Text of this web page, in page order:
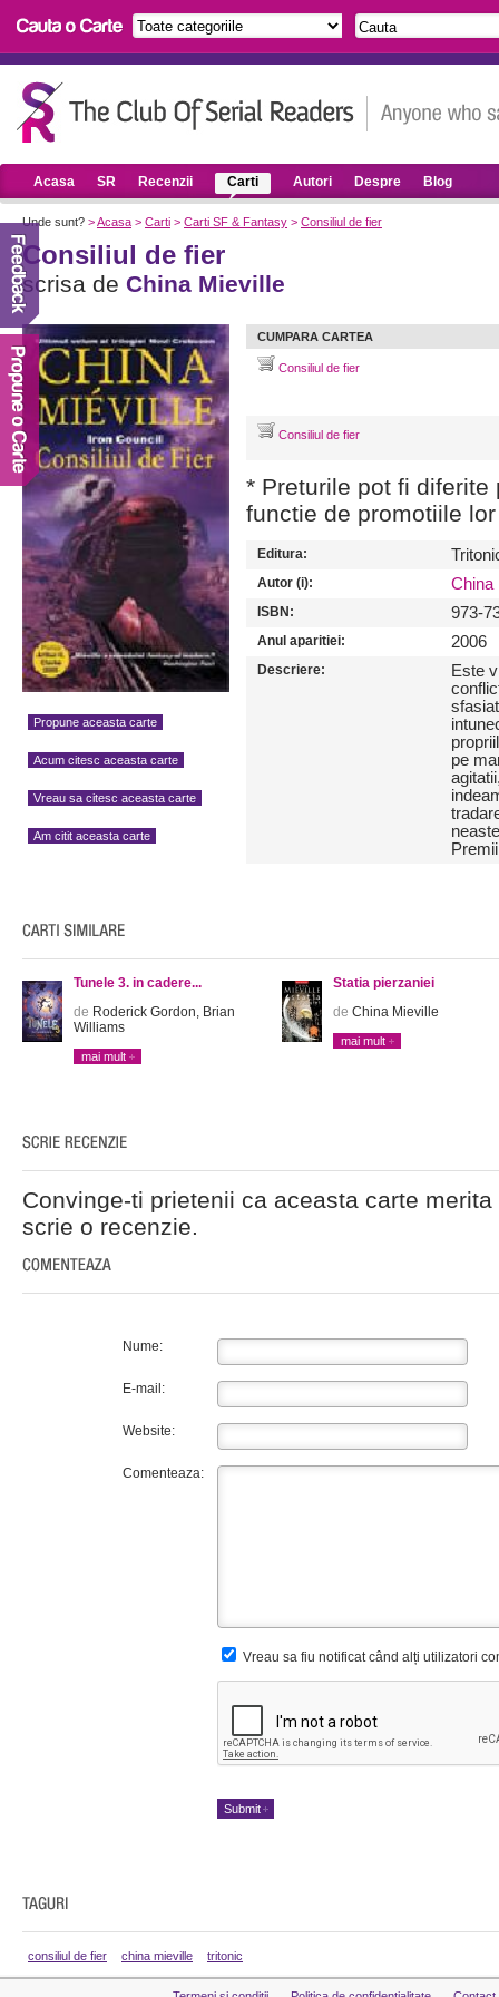
Acasa SR Recenzii Carti Autori Despre Blog
Unde sunt? >Acasa > Carti > Carti SF & Fantasy > Consiliul de fier
Consiliul de fier
scrisa de China Mieville
Propune aceasta carte
Acum citesc aceasta carte
Vreau sa citesc aceasta carte
Am citit aceasta carte
CUMPARA CARTEA
Consiliul de fier
Consiliul de fier
* Preturile pot fi
functie de promotiile
Editura:
Autor (i): China
ISBN: 973-
Anul aparitiei: 2006
Descriere:
Este
pe
Tunele 3. in cadere...
de Roderick Gordon, Brian
Williams
mai mult
Statia pierzaniei
de China Mieville
mai mult
Convinge-ti prietenii ca aceasta carte
scrie o recenzie.
Nume:
E-mail:
Website:
Comenteaza:
Vreau sa fiu notificat când alți utilizatori
consiliul de fier china mieville tritonic